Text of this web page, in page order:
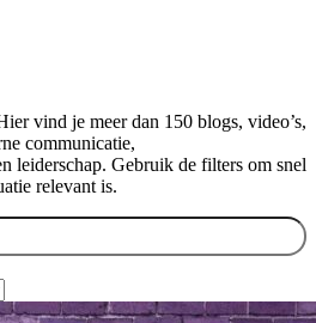
vind je meer dan 150 blogs, video’s,
communicatie,
leiderschap. Gebruik de filters om snel
relevant is.